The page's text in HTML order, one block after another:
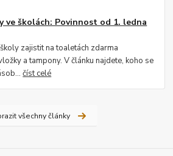
ve školách: Povinnost od 1. ledna
zajistit na toaletách zdarma
a tampony. V článku najdete, koho se
číst celé
všechny články